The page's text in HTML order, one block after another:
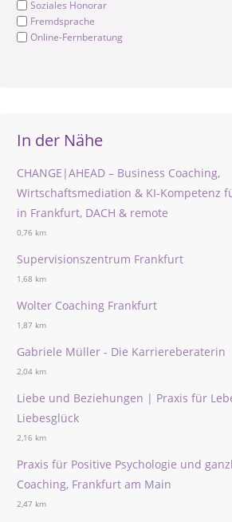
Soziales Honorar
Fremdsprache
Online-Fernberatung
In der Nähe
CHANGE|AHEAD – Business Coaching,
Wirtschaftsmediation & KI-Kompetenz
in Frankfurt, DACH & remote
0,76 km
Supervisionszentrum Frankfurt
1,68 km
Wolter Coaching Frankfurt
1,87 km
Gabriele Müller - Die Karriereberaterin
2,04 km
Liebe und Beziehungen | Praxis für
Liebesglück
2,16 km
Praxis für Positive Psychologie und
Coaching, Frankfurt am Main
2,47 km